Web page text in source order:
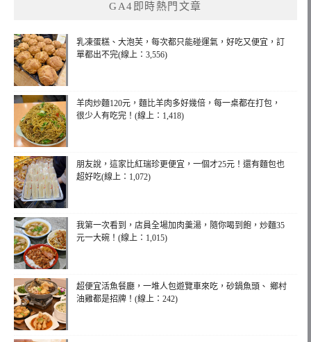
GA4即時熱門文章
乳凍蛋糕、大泡芙，每次都只能碰運氣，好吃又便宜，訂
單都出不完(線上：3,556)
羊肉炒麵120元，麵比羊肉多好幾倍，每一桌都在打包，
很少人有吃完！(線上：1,418)
朋友說，這家比紅瑞珍更便宜，一個才25元！還有麵包也
超好吃(線上：1,072)
我第一次看到，店員全場加肉羹湯，隨你喝到飽，炒麵35
元一大碗！(線上：1,015)
超便宜活魚餐廳，一堆人包遊覽車來吃，砂鍋魚頭、 鄉村
油雞都是招牌！(線上：242)